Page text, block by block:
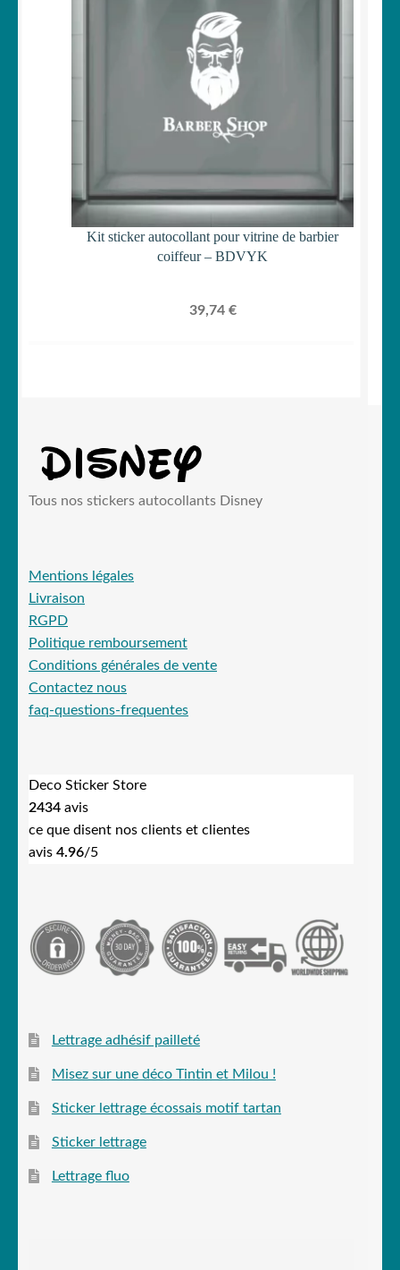
Kit sticker autocollant pour vitrine de barbier
coiffeur – BDVYK
39,74 €
Tous nos stickers autocollants Disney
Mentions légales
Livraison
RGPD
Politique remboursement
Conditions générales de vente
Contactez nous
faq-questions-frequentes
Deco Sticker Store
2434 avis
ce que disent nos clients et clientes
avis 4.96/5
Lettrage adhésif pailleté
Misez sur une déco Tintin et Milou !
Sticker lettrage écossais motif tartan
Sticker lettrage
Lettrage fluo